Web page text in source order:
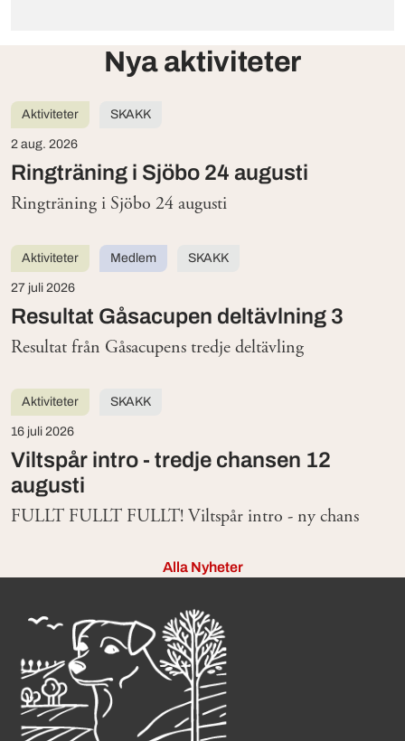
Nya aktiviteter
Ringträning i Sjöbo 24 augusti
Aktiviteter SKAKK
2 aug. 2026
Ringträning i Sjöbo 24 augusti
Resultat Gåsacupen deltävlning 3
Aktiviteter Medlem SKAKK
27 juli 2026
Resultat från Gåsacupens tredje deltävling
Viltspår intro - tredje chansen 12
augusti
Aktiviteter SKAKK
16 juli 2026
FULLT FULLT FULLT! Viltspår intro - ny chans
Alla Nyheter
Sidinformation och
Köpa hund startsida